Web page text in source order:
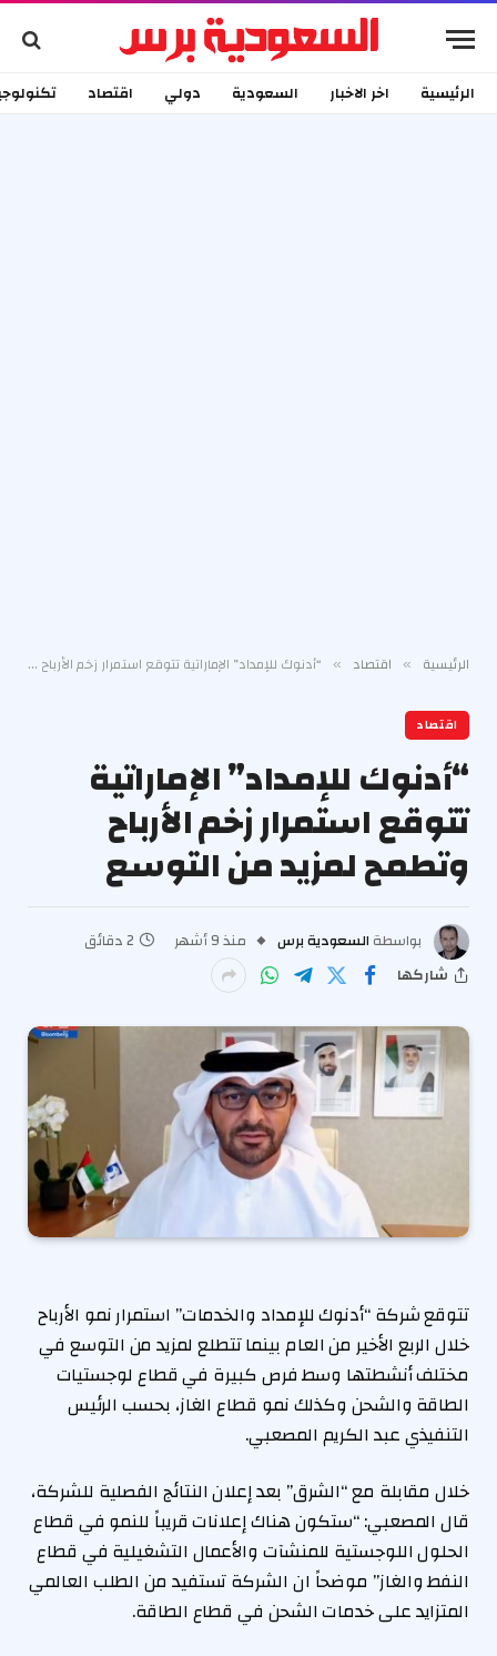
الرئيسية اخر الاخبار السعودية دولي اقتصاد
الرئيسية » اقتصاد » “أدنوك للإمداد” الإماراتية تتوقع استمرار زخم الأرباح وتطمح لمزيد من التوسع
اقتصاد
“أدنوك للإمداد” الإماراتية
تتوقع استمرار زخم الأرباح
وتطمح لمزيد من التوسع
بواسطة السعودية برس منذ 9 أشهر
2 دقائق
شاركها
تتوقع شركة “أدنوك للإمداد والخدمات” استمرار نمو الأرباح
خلال الربع الأخير من العام بينما تتطلع لمزيد من التوسع في
مختلف أنشطتها وسط فرص كبيرة في قطاع لوجستيات
الطاقة والشحن وكذلك نمو قطاع الغاز، بحسب الرئيس
التنفيذي عبد الكريم المصعبي.
خلال مقابلة مع “الشرق” بعد إعلان النتائج الفصلية للشركة،
قال المصعبي: “ستكون هناك إعلانات قريباً للنمو في قطاع
الحلول اللوجستية للمنشآت والأعمال التشغيلية في قطاع
النفط والغاز” موضحاً ان الشركة تستفيد من الطلب العالمي
المتزايد على خدمات الشحن في قطاع الطاقة.